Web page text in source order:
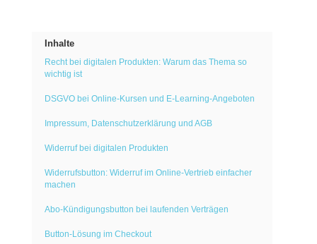
Inhalte
Recht bei digitalen Produkten: Warum das Thema so
wichtig ist
DSGVO bei Online-Kursen und E-Learning-Angeboten
Impressum, Datenschutzerklärung und AGB
Widerruf bei digitalen Produkten
Widerrufsbutton: Widerruf im Online-Vertrieb einfacher
machen
Abo-Kündigungsbutton bei laufenden Verträgen
Button-Lösung im Checkout